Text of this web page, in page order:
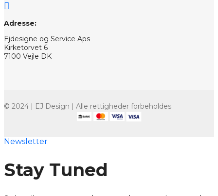

Adresse:
Ejdesigne og Service Aps
Kirketorvet 6
7100 Vejle DK
© 2024 | EJ Design | Alle rettigheder forbeholdes
Newsletter
Stay Tuned